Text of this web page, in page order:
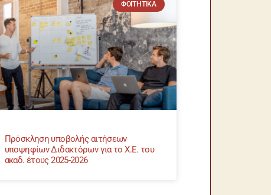
ΦΟΙΤΗΤΙΚΆ
Πρόσκληση υποβολής αιτήσεων
υποψηφίων Διδακτόρων για το Χ.Ε. του
ακαδ. έτους 2025-2026